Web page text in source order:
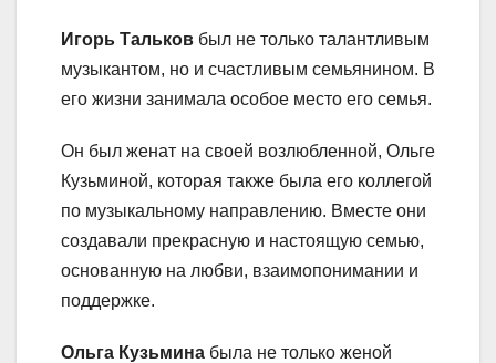
Игорь Тальков был не только талантливым
музыкантом, но и счастливым семьянином. В
его жизни занимала особое место его семья.
Он был женат на своей возлюбленной, Ольге
Кузьминой, которая также была его коллегой
по музыкальному направлению. Вместе они
создавали прекрасную и настоящую семью,
основанную на любви, взаимопонимании и
поддержке.
Ольга Кузьмина была не только женой